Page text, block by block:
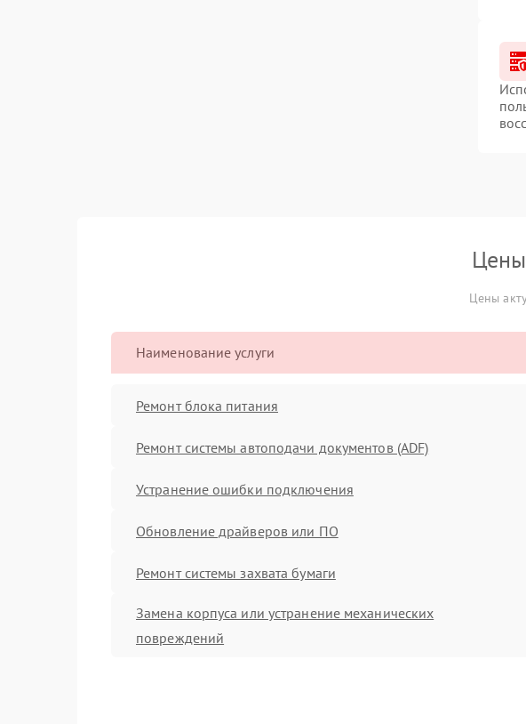
Цены
Наименование услуги
Ремонт блока питания
Ремонт системы автоподачи документов (ADF)
Устранение ошибки подключения
Обновление драйверов или ПО
Ремонт системы захвата бумаги
Замена корпуса или устранение механических
повреждений